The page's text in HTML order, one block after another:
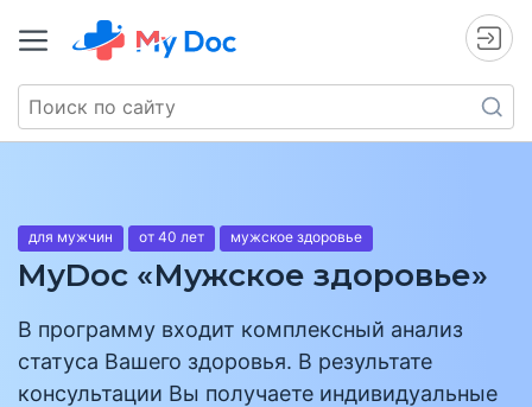
для мужчин от 40 лет мужское здоровье
MyDoc «Мужское здоровье»
В программу входит комплексный анализ
статуса Вашего здоровья. В результате
консультации Вы получаете индивидуальные